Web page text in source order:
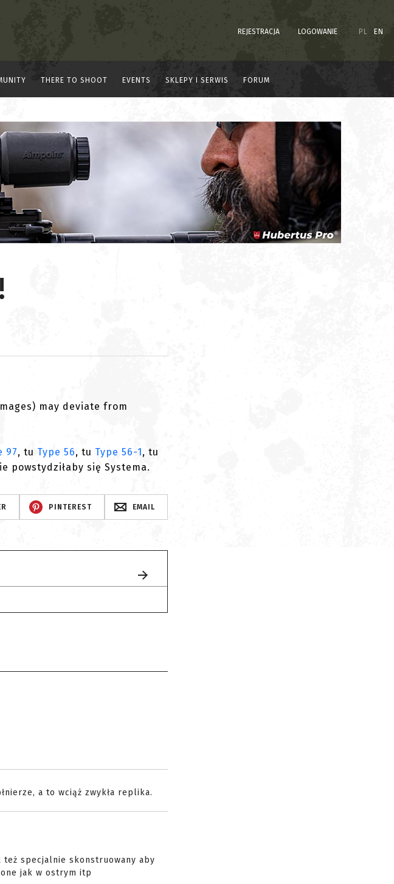
REJESTRACJA LOGOWANIE PL EN
THERE TO SHOOT EVENTS SKLEPY I SERWIS FORUM
may deviate from
97, tu Type 56, tu Type 56-1, tu
powstydziłaby się Systema.
PINTEREST EMAIL
a to wciąż zwykła replika.
też specjalnie skonstruowany aby
jak w ostrym itp